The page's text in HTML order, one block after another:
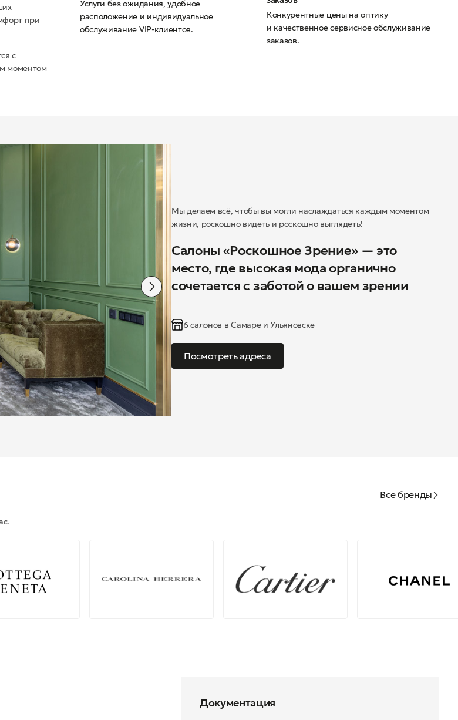
при
с
моментом
Услуги без ожидания, удобное
расположение и индивидуальное
обслуживание VIP-клиентов.
Конкурентные цены на оптику
и качественное сервисное обслуживание
заказов.
Мы делаем всё, чтобы вы могли наслаждаться каждым моментом
жизни, роскошно видеть и роскошно выглядеть!
Салоны «Роскошное Зрение» — это
место, где высокая мода органично
сочетается с заботой о вашем зрении
6 салонов в Самаре и Ульяновске
Посмотреть адреса
Все бренды
Документация